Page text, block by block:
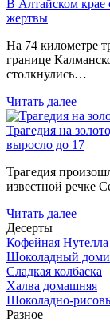
В Алтайском крае
жертвы
На 74 километре
границе
столкнулись…
Читать далее
Трагедия на
выросло до 17
Трагедия
известной речке
Читать далее
Десерты
Кофейная Нутелла
Шоколадный
Сладкая колбаска
Халва домашняя
Шоколадно-
Разное